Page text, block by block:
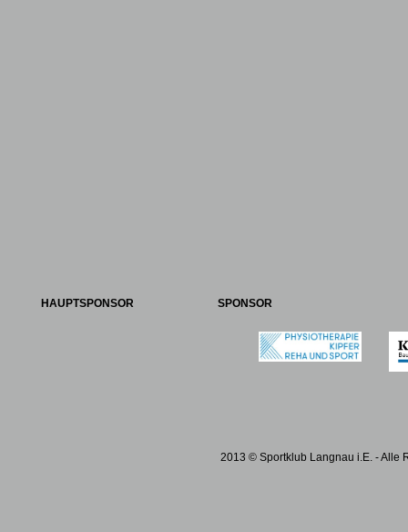
HAUPTSPONSOR SPONSOR
2013 © Sportklub Langnau i.E. - Alle